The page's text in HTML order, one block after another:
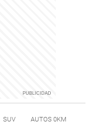
SUV AUTOS 0KM